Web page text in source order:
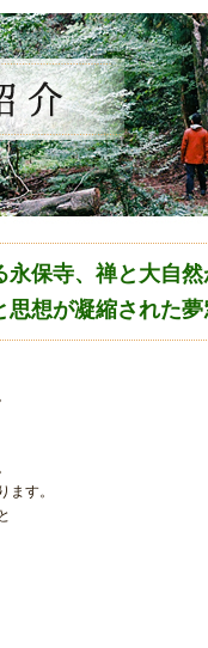
永保寺、禅と大自
思想が凝縮された
ます。